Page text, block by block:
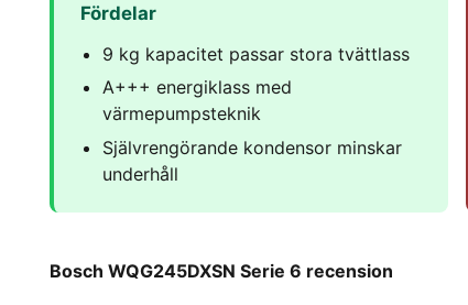
Fördelar
9 kg kapacitet passar stora tvättlass
A+++ energiklass med
värmepumpsteknik
Självrengörande kondensor minskar
underhåll
Bosch WQG245DXSN Serie 6 recension